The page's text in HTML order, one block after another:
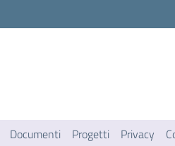
Documenti Progetti Privacy